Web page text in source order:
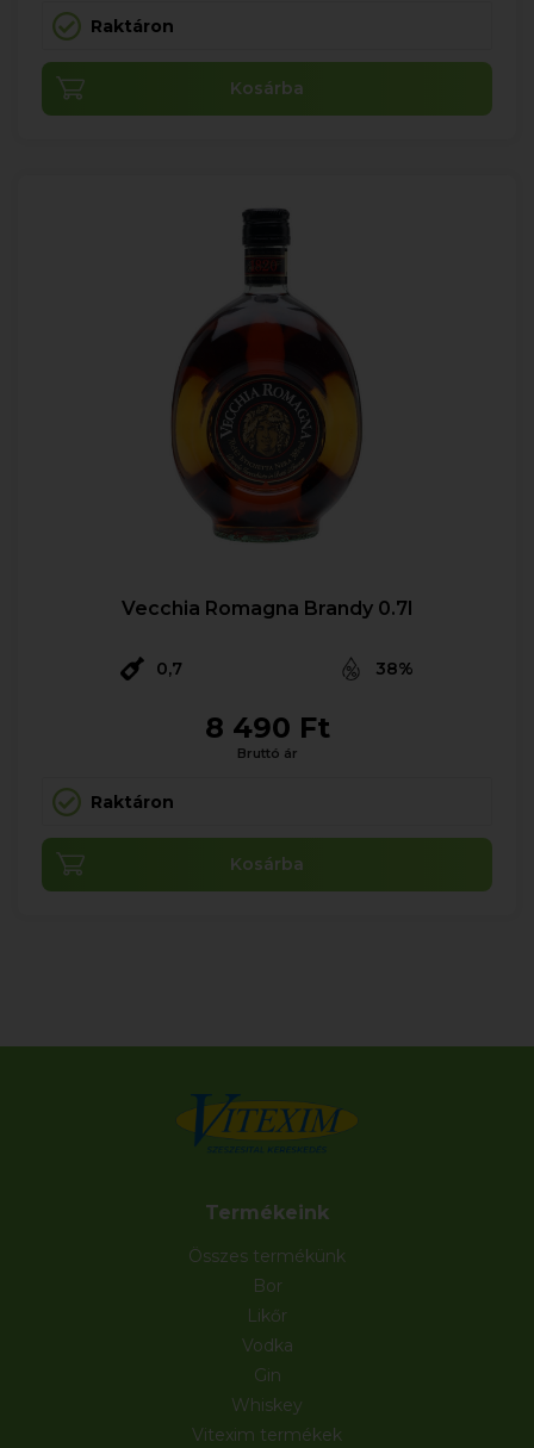
Raktáron
Kosárba
Vecchia Romagna Brandy 0.7l
0,7 38%
8 490 Ft
Bruttó ár
Raktáron
Kosárba
Termékeink
Összes termékünk
Bor
Likőr
Vodka
Gin
Whiskey
Vitexim termékek